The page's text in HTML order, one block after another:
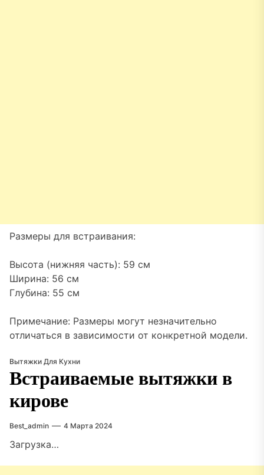
Размеры для встраивания:
Высота (нижняя часть): 59 см
Ширина: 56 см
Глубина: 55 см
Примечание: Размеры могут незначительно
отличаться в зависимости от конкретной модели.
Вытяжки Для Кухни
Встраиваемые вытяжки в
кирове
Best_admin 4 Марта 2024
Загрузка…